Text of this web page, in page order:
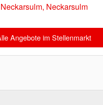
Neckarsulm
Angebote im Stellenmarkt